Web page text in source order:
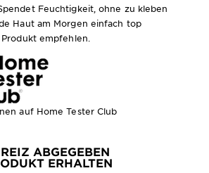
Feuchtigkeit, ohne zu kleben
Haut am Morgen einfach top
empfehlen.
auf Home Tester Club
ABGEGEBEN
ERHALTEN